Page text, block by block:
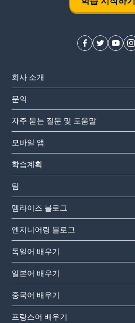
회사 소개
문의
자주 묻는 질문 및 도움말
모바일 앱
학습계획
팀
멤라이즈 블로그
엔지니어링 블로그
독일어 배우기
일본어 배우기
중국어 배우기
프랑스어 배우기